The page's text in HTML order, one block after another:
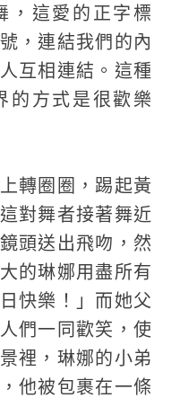
，這愛的正字標
，連結我們的內
互相連結。這種
的方式是很歡樂
轉圈圈，踢起黃
對舞者接著舞近
頭送出飛吻，然
的琳娜用盡所有
快樂！」而她父
們一同歡笑，使
裡，琳娜的小弟
他被包裹在一條